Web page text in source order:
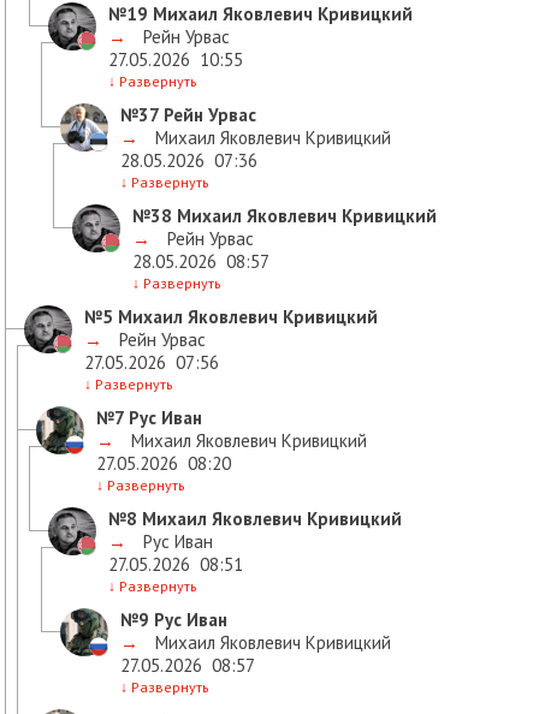
№19 Михаил Яковлевич Кривицкий
→
Рейн Урвас
27.05.2026 10:55
↓ Развернуть
№37 Рейн Урвас
→
Михаил Яковлевич Кривицкий
28.05.2026 07:36
↓ Развернуть
№38 Михаил Яковлевич Кривицкий
→
Рейн Урвас
28.05.2026 08:57
↓ Развернуть
№5 Михаил Яковлевич Кривицкий
→
Рейн Урвас
27.05.2026 07:56
↓ Развернуть
№7 Рус Иван
→
Михаил Яковлевич Кривицкий
27.05.2026 08:20
↓ Развернуть
№8 Михаил Яковлевич Кривицкий
→
Рус Иван
27.05.2026 08:51
↓ Развернуть
№9 Рус Иван
→
Михаил Яковлевич Кривицкий
27.05.2026 08:57
↓ Развернуть